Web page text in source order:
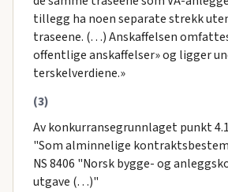
tillegg ha noen separate strekk
traseene. (…) Anskaffelsen
offentlige anskaffelser» og ligger
terskelverdiene.»
(3)
Av konkurransegrunnlaget punkt
"Som alminnelige
NS 8406 "Norsk bygge- og
utgave (…)"